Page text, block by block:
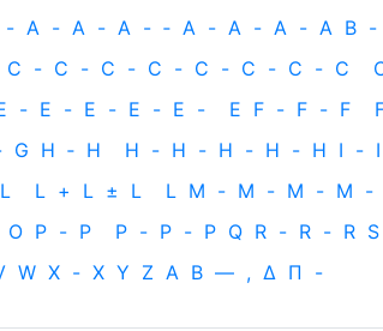
- A - A - A - ‐ A - A - A - A B -
C - C - C - C - C - C - C - C
- E - E - E - E - E F - F - F
G H ‐ H H - H - H - H - H I - I
L L + L ± L L M - M - M - M -
O P - P P - P - P Q R - R - R S
W X - X Y Z Α Β — , Δ Π -